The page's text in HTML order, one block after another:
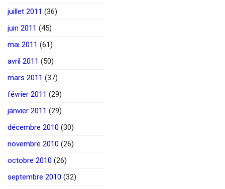
juillet 2011 (36)
juin 2011 (45)
mai 2011 (61)
avril 2011 (50)
mars 2011 (37)
février 2011 (29)
janvier 2011 (29)
décembre 2010 (30)
novembre 2010 (26)
octobre 2010 (26)
septembre 2010 (32)